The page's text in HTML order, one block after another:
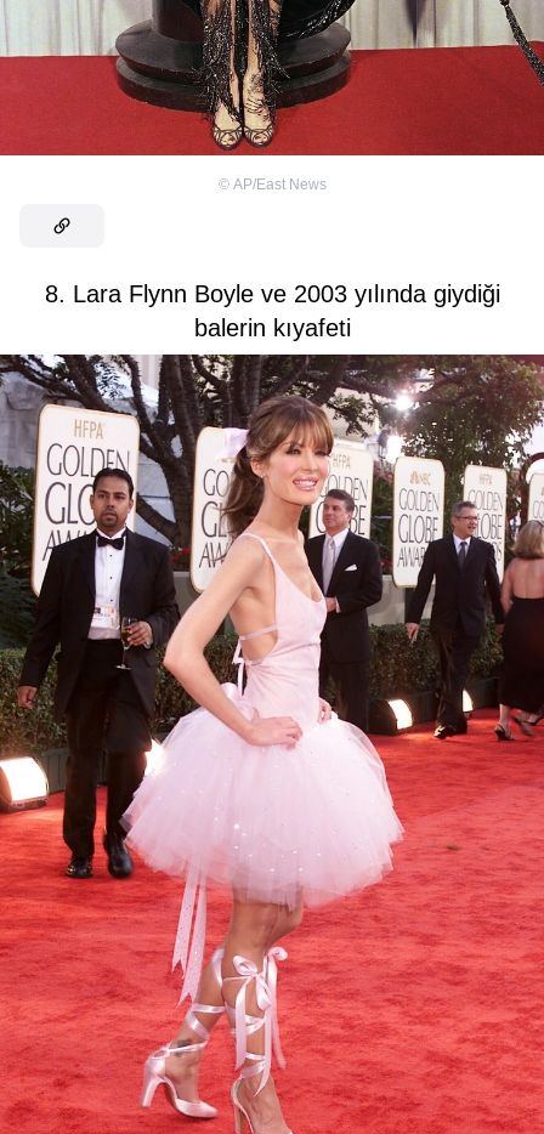
© AP/East News
8. Lara Flynn Boyle ve 2003 yılında giydiği
balerin kıyafeti